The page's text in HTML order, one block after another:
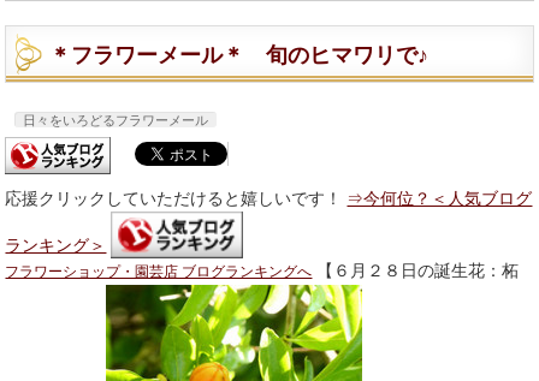
＊フラワーメール＊ 旬のヒマワリで♪
日々をいろどるフラワーメール
応援クリックしていただけると嬉しいです！ ⇒今何位？＜人気ブログ
ランキング＞
フラワーショップ・園芸店 ブログランキングへ 【６月２８日の誕生花：柘